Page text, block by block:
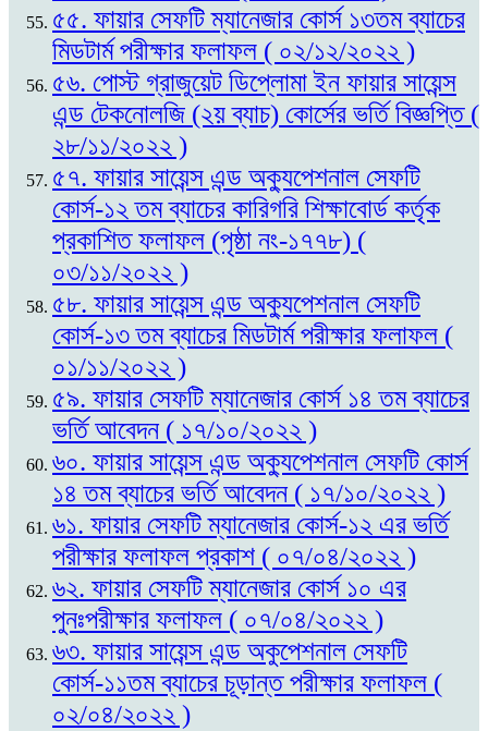
৫৫. ফায়ার সেফটি ম্যানেজার কোর্স ১৩তম ব্যাচের
মিডটার্ম পরীক্ষার ফলাফল ( ০২/১২/২০২২ )
৫৬. পোস্ট গ্রাজুয়েট ডিপ্লোমা ইন ফায়ার সায়েন্স
এন্ড টেকনোলজি (২য় ব্যাচ) কোর্সের ভর্তি বিজ্ঞপ্তি (
২৮/১১/২০২২ )
৫৭. ফায়ার সায়েন্স এন্ড অক্যুপেশনাল সেফটি
কোর্স-১২ তম ব্যাচের কারিগরি শিক্ষাবোর্ড কর্তৃক
প্রকাশিত ফলাফল (পৃষ্ঠা নং-১৭৭৮) (
০৩/১১/২০২২ )
৫৮. ফায়ার সায়েন্স এন্ড অক্যুপেশনাল সেফটি
কোর্স-১৩ তম ব্যাচের মিডটার্ম পরীক্ষার ফলাফল (
০১/১১/২০২২ )
৫৯. ফায়ার সেফটি ম্যানেজার কোর্স ১৪ তম ব্যাচের
ভর্তি আবেদন ( ১৭/১০/২০২২ )
৬০. ফায়ার সায়েন্স এন্ড অক্যুপেশনাল সেফটি কোর্স
১৪ তম ব্যাচের ভর্তি আবেদন ( ১৭/১০/২০২২ )
৬১. ফায়ার সেফটি ম্যানেজার কোর্স-১২ এর ভর্তি
পরীক্ষার ফলাফল প্রকাশ ( ০৭/০৪/২০২২ )
৬২. ফায়ার সেফটি ম্যানেজার কোর্স ১০ এর
পুনঃপরীক্ষার ফলাফল ( ০৭/০৪/২০২২ )
৬৩. ফায়ার সায়েন্স এন্ড অকুপেশনাল সেফটি
কোর্স-১১তম ব্যাচের চূড়ান্ত পরীক্ষার ফলাফল (
০২/০৪/২০২২ )